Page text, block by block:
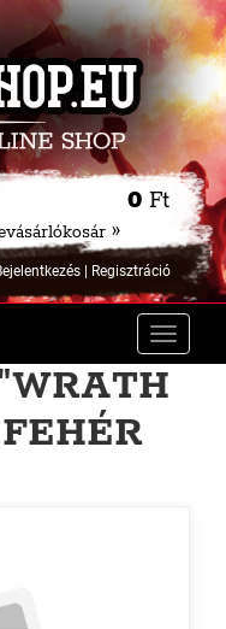
0 Ft
»
| Regisztráció
Toggle